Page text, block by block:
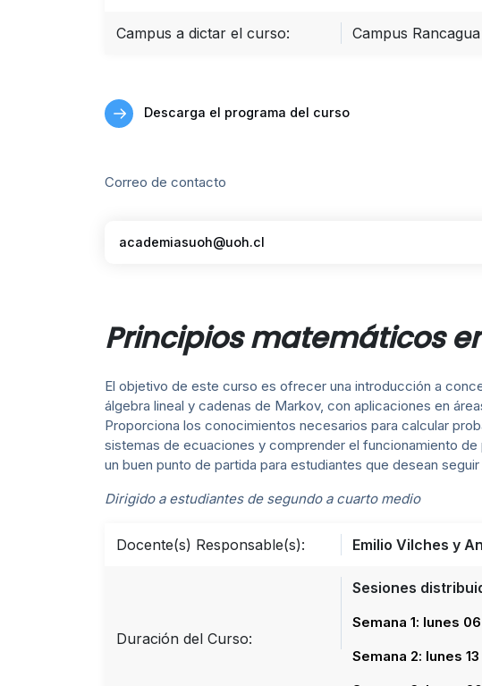
Campus a dictar el curso: Campus Rancagua
Descarga el programa del curso
Correo de contacto
academiasuoh@uoh.cl
Principios matemáticos
El objetivo de este curso es ofrecer una introducción a
álgebra lineal y cadenas de Markov, con aplicaciones en
Proporciona los conocimientos necesarios para calcular
sistemas de ecuaciones y comprender el funcionamiento
un buen punto de partida para estudiantes que desean
Dirigido a estudiantes de segundo a cuarto medio
Docente(s) Responsable(s): Emilio Vilches y
Duración del Curso:
Sesiones
Semana 1: lunes
Semana 2: lunes